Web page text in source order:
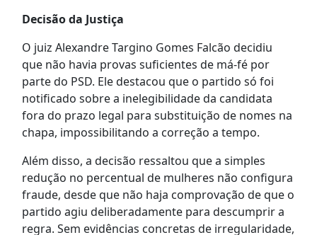
Decisão da Justiça
O juiz Alexandre Targino Gomes Falcão decidiu
que não havia provas suficientes de má-fé por
parte do PSD. Ele destacou que o partido só foi
notificado sobre a inelegibilidade da candidata
fora do prazo legal para substituição de nomes na
chapa, impossibilitando a correção a tempo.
Além disso, a decisão ressaltou que a simples
redução no percentual de mulheres não configura
fraude, desde que não haja comprovação de que o
partido agiu deliberadamente para descumprir a
regra. Sem evidências concretas de irregularidade,